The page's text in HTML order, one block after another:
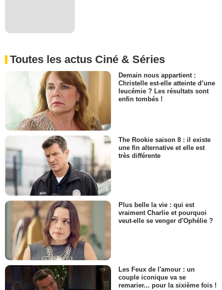
Toutes les actus Ciné & Séries
Demain nous appartient :
Christelle est-elle atteinte d’une
leucémie ? Les résultats sont
enfin tombés !
The Rookie saison 8 : il existe
une fin alternative et elle est
très différente
Plus belle la vie : qui est
vraiment Charlie et pourquoi
veut-elle se venger d'Ophélie ?
Les Feux de l'amour : un
couple iconique va se
remarier... pour la sixième fois !